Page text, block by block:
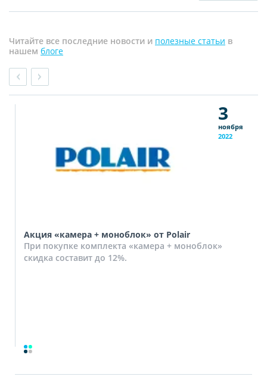
Читайте все последние новости и полезные статьи в
нашем блоге
3
ноября
2022
Акция «камера + моноблок» от Polair
При покупке комплекта «камера + моноблок»
скидка составит до 12%.